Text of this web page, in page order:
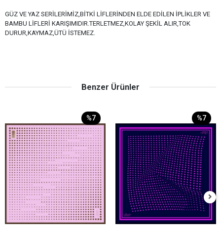
GÜZ VE YAZ SERİLERİMİZ,BİTKİ LİFLERİNDEN ELDE EDİLEN İPLİKLER VE
BAMBU LİFLERİ KARIŞIMIDIR.TERLETMEZ,KOLAY ŞEKİL ALIR,TOK
DURUR,KAYMAZ,ÜTÜ İSTEMEZ.
Benzer Ürünler
%7 %7